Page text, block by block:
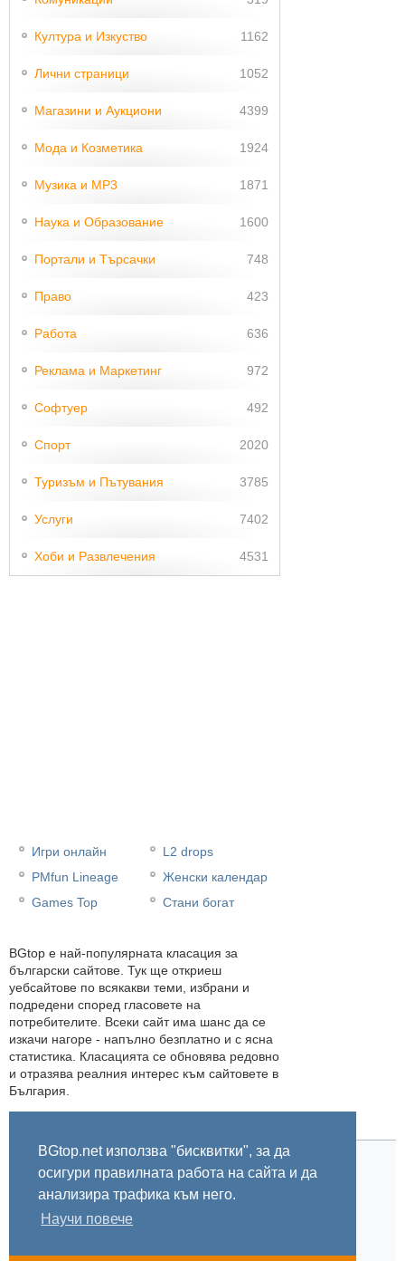
BGtop.net използва "бисквитки", за да
осигури правилната работа на сайта и да
анализира трафика към него.
Научи повече
Култура и Изкуство 1162
Лични страници 1052
Магазини и Аукциони 4399
Мода и Козметика 1924
Музика и MP3 1871
Наука и Образование 1600
Портали и Търсачки 748
Право 423
Работа 636
Реклама и Маркетинг 972
Софтуер 492
Спорт 2020
Туризъм и Пътувания 3785
Услуги 7402
Хоби и Развлечения 4531
Игри онлайн
PMfun Lineage
Games Top
L2 drops
Женски календар
Стани богат
BGtop e най-популярната класация за
български сайтове. Тук ще откриеш
уебсайтове по всякакви теми, избрани и
подредени според гласовете на
потребителите. Всеки сайт има шанс да се
изкачи нагоре - напълно безплатно и с ясна
статистика. Класацията се обновява редовно
и отразява реалния интерес към сайтовете в
България.
Начало Правила За BGtop.net
Пишете ни
Линк за гласуване
Бисквитки Поверителност
© 2002-2026 BGtop.net